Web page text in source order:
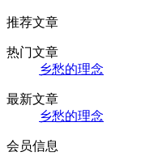
推荐文章
热门文章
乡愁的理念
最新文章
乡愁的理念
会员信息